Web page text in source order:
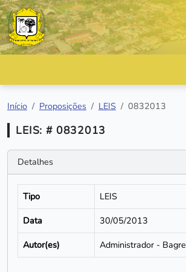
Início Proposições LEIS 0832013
LEIS: # 0832013
Detalhes
Tipo
LEIS
Data
30/05/2013
Autor(es)
Administrador - Bagre